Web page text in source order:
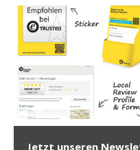
Jetzt unseren